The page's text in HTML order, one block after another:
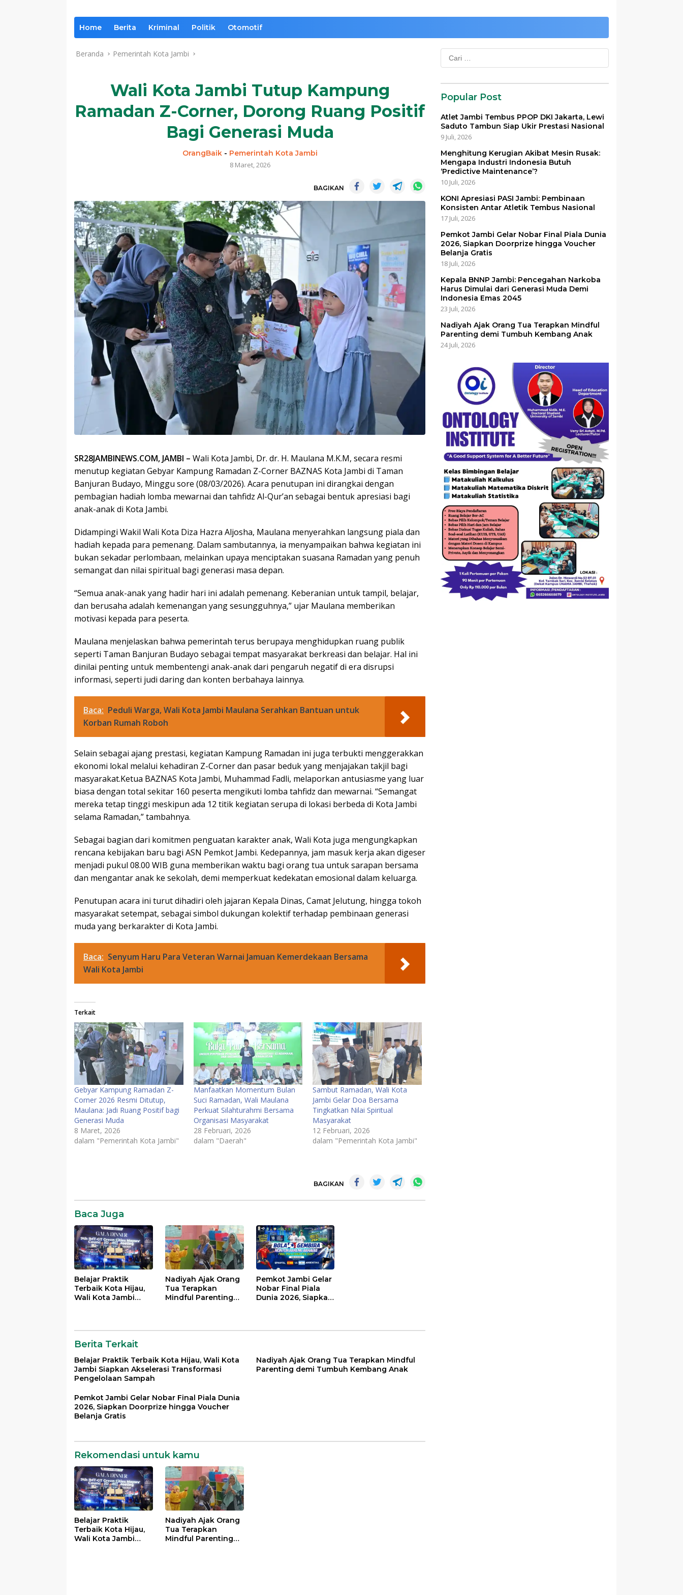
Home Berita Kriminal Politik Otomotif
Beranda Pemerintah Kota Jambi
Wali Kota Jambi Tutup Kampung
Ramadan Z-Corner, Dorong Ruang Positif
Bagi Generasi Muda
OrangBaik- Pemerintah Kota Jambi
8 Maret, 2026
Komentar
BAGIKAN
SR28JAMBINEWS.COM, JAMBI – Wali Kota Jambi, Dr. dr. H. Maulana M.K.M, secara resmi
menutup kegiatan Gebyar Kampung Ramadan Z-Corner BAZNAS Kota Jambi di Taman
Banjuran Budayo, Minggu sore (08/03/2026). Acara penutupan ini dirangkai dengan
pembagian hadiah lomba mewarnai dan tahfidz Al-Qur’an sebagai bentuk apresiasi bagi
anak-anak di Kota Jambi.
Didampingi Wakil Wali Kota Diza Hazra Aljosha, Maulana menyerahkan langsung piala dan
hadiah kepada para pemenang. Dalam sambutannya, ia menyampaikan bahwa kegiatan ini
bukan sekadar perlombaan, melainkan upaya menciptakan suasana Ramadan yang penuh
semangat dan nilai spiritual bagi generasi masa depan.
“Semua anak-anak yang hadir hari ini adalah pemenang. Keberanian untuk tampil, belajar,
dan berusaha adalah kemenangan yang sesungguhnya,” ujar Maulana memberikan
motivasi kepada para peserta.
Maulana menjelaskan bahwa pemerintah terus berupaya menghidupkan ruang publik
seperti Taman Banjuran Budayo sebagai tempat masyarakat berkreasi dan belajar. Hal ini
dinilai penting untuk membentengi anak-anak dari pengaruh negatif di era disrupsi
informasi, seperti judi daring dan konten berbahaya lainnya.
Baca: Peduli Warga, Wali Kota Jambi Maulana Serahkan Bantuan untuk
Korban Rumah Roboh
Selain sebagai ajang prestasi, kegiatan Kampung Ramadan ini juga terbukti menggerakkan
ekonomi lokal melalui kehadiran Z-Corner dan pasar beduk yang menjajakan takjil bagi
masyarakat.Ketua BAZNAS Kota Jambi, Muhammad Fadli, melaporkan antusiasme yang luar
biasa dengan total sekitar 160 peserta mengikuti lomba tahfidz dan mewarnai. “Semangat
mereka tetap tinggi meskipun ada 12 titik kegiatan serupa di lokasi berbeda di Kota Jambi
selama Ramadan,” tambahnya.
Sebagai bagian dari komitmen penguatan karakter anak, Wali Kota juga mengungkapkan
rencana kebijakan baru bagi ASN Pemkot Jambi. Kedepannya, jam masuk kerja akan digeser
menjadi pukul 08.00 WIB guna memberikan waktu bagi orang tua untuk sarapan bersama
dan mengantar anak ke sekolah, demi memperkuat kedekatan emosional dalam keluarga.
Penutupan acara ini turut dihadiri oleh jajaran Kepala Dinas, Camat Jelutung, hingga tokoh
masyarakat setempat, sebagai simbol dukungan kolektif terhadap pembinaan generasi
muda yang berkarakter di Kota Jambi.
Baca: Senyum Haru Para Veteran Warnai Jamuan Kemerdekaan Bersama
Wali Kota Jambi
Terkait
Gebyar Kampung Ramadan Z-
Corner 2026 Resmi Ditutup,
Maulana: Jadi Ruang Positif bagi
Generasi Muda
8 Maret, 2026
dalam "Pemerintah Kota Jambi"
Manfaatkan Momentum Bulan
Suci Ramadan, Wali Maulana
Perkuat Silahturahmi Bersama
Organisasi Masyarakat
28 Februari, 2026
dalam "Daerah"
Sambut Ramadan, Wali Kota
Jambi Gelar Doa Bersama
Tingkatkan Nilai Spiritual
Masyarakat
12 Februari, 2026
dalam "Pemerintah Kota Jambi"
Komentar
BAGIKAN
Baca Juga
Belajar Praktik
Terbaik Kota Hijau,
Wali Kota Jambi
Sampah
Nadiyah Ajak Orang
Tua Terapkan
Mindful Parenting
Pemkot Jambi Gelar
Nobar Final Piala
Dunia 2026, Siapkan
Berita Terkait
Belajar Praktik Terbaik Kota Hijau, Wali Kota
Jambi Siapkan Akselerasi Transformasi
Pengelolaan Sampah
Nadiyah Ajak Orang Tua Terapkan Mindful
Parenting demi Tumbuh Kembang Anak
Pemkot Jambi Gelar Nobar Final Piala Dunia
2026, Siapkan Doorprize hingga Voucher
Belanja Gratis
Rekomendasi untuk kamu
Belajar Praktik
Terbaik Kota Hijau,
Wali Kota Jambi
Nadiyah Ajak Orang
Tua Terapkan
Mindful Parenting
Cari
untuk:
Popular Post
Atlet Jambi Tembus PPOP DKI Jakarta, Lewi
Saduto Tambun Siap Ukir Prestasi Nasional
9 Juli, 2026
Menghitung Kerugian Akibat Mesin Rusak:
Mengapa Industri Indonesia Butuh
‘Predictive Maintenance’?
10 Juli, 2026
KONI Apresiasi PASI Jambi: Pembinaan
Konsisten Antar Atletik Tembus Nasional
17 Juli, 2026
Pemkot Jambi Gelar Nobar Final Piala Dunia
2026, Siapkan Doorprize hingga Voucher
Belanja Gratis
18 Juli, 2026
Kepala BNNP Jambi: Pencegahan Narkoba
Harus Dimulai dari Generasi Muda Demi
Indonesia Emas 2045
23 Juli, 2026
Nadiyah Ajak Orang Tua Terapkan Mindful
Parenting demi Tumbuh Kembang Anak
24 Juli, 2026